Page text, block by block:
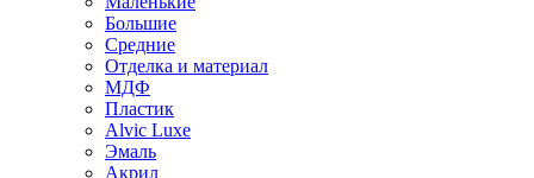
Большие
Средние
Отделка и материал
МДФ
Пластик
Alvic Luxe
Эмаль
Акрил